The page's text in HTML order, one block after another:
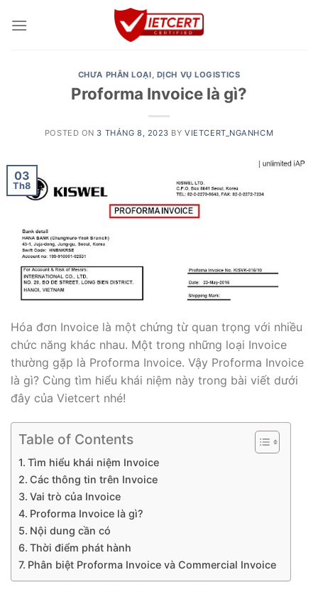
CHƯA PHÂN LOẠI, DỊCH VỤ LOGISTICS
Proforma Invoice là gì?
POSTED ON 3 THÁNG 8, 2023 BYVIETCERT_NGANHCM
03
Th8
Hóa đơn Invoice là một chứng từ quan trọng với nhiều
chức năng khác nhau. Một trong những loại Invoice
thường gặp là Proforma Invoice. Vậy Proforma Invoice
là gì? Cùng tìm hiểu khái niệm này trong bài viết dưới
đây của Vietcert nhé!
Table of Contents
Tìm hiểu khái niệm Invoice
Các thông tin trên Invoice
Vai trò của Invoice
Proforma Invoice là gì?
Nội dung cần có
Thời điểm phát hành
Phân biệt Proforma Invoice và Commercial Invoice